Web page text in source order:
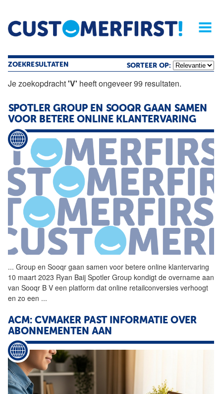
Home Opinie Archief
Magazine
ZOEKRESULTATEN SORTEER OP:
Je zoekopdracht'V' heeft ongeveer 99 resultaten.
SPOTLER GROUP EN SOOQR GAAN SAMEN
VOOR BETERE ONLINE KLANTERVARING
... Group en Sooqr gaan samen voor betere online klantervaring
10 maart 2023 Ryan Baij Spotler Group kondigt de overname aan
van Sooqr B V een platform dat online retailconversies verhoogt
en zo een ...
ACM: CVMAKER PAST INFORMATIE OVER
ABONNEMENTEN AAN